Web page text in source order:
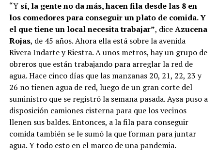
“Ysí, la gente no da más, hacen fila desde las 8 en
los comedores para conseguir un plato de comida. Y
el que tiene un local necesita trabajar”, diceAzucena
Rojas, de 45 años. Ahora ella está sobre la avenida
Rivera Indarte y Riestra. A unos metros, hay un grupo de
obreros que están trabajando para arreglar la red de
agua. Hace cinco días que las manzanas 20, 21, 22, 23 y
26 no tienen agua de red, luego de un gran corte del
suministro que se registró la semana pasada. Aysa puso a
disposición camiones cisterna para que los vecinos
llenen sus baldes. Entonces, a la fila para conseguir
comida también se le sumó la que forman para juntar
agua. Y todo esto en el marco de una pandemia.